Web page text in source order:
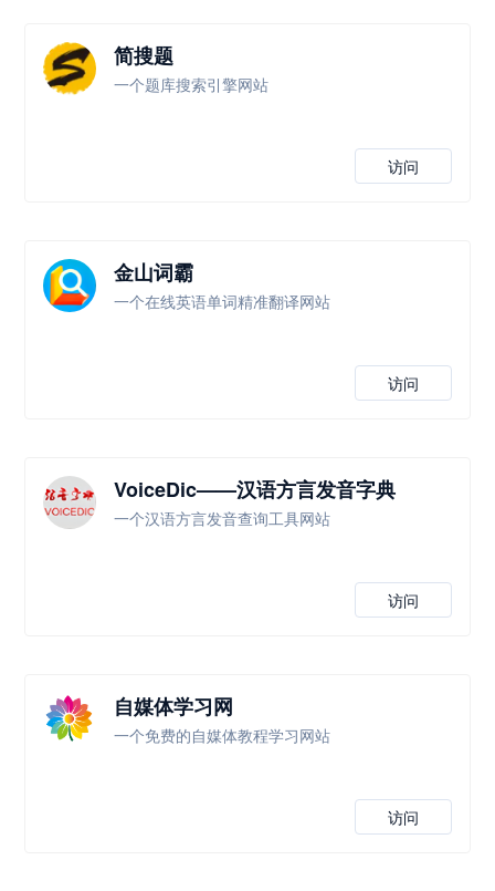
简搜题
一个题库搜索引擎网站
访问
金山词霸
一个在线英语单词精准翻译网站
访问
VoiceDic——汉语方言发音字典
一个汉语方言发音查询工具网站
访问
自媒体学习网
一个免费的自媒体教程学习网站
访问